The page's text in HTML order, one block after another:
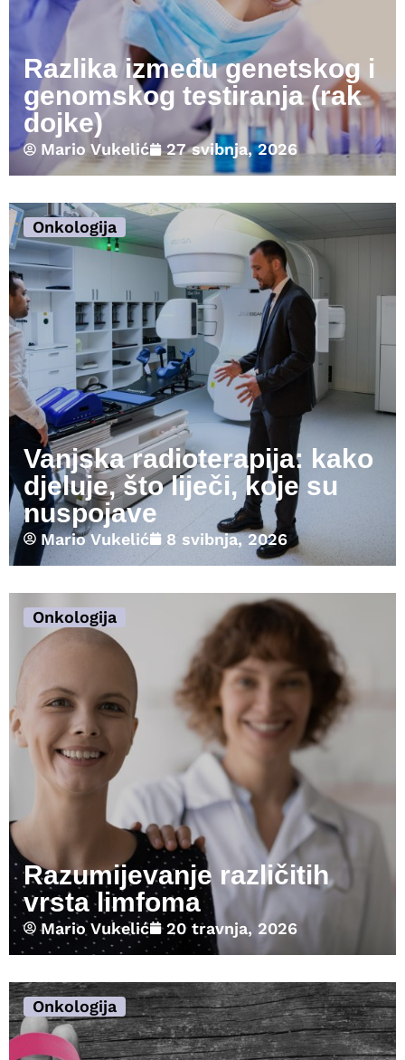
Razlika između genetskog i
genomskog testiranja (rak
dojke)
Mario Vukelić 27 svibnja, 2026
Onkologija
Vanjska radioterapija: kako
djeluje, što liječi, koje su
nuspojave
Mario Vukelić 8 svibnja, 2026
Onkologija
Razumijevanje različitih
vrsta limfoma
Mario Vukelić 20 travnja, 2026
Onkologija